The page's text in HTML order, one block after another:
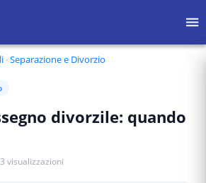
·Separazione e Divorzio
divorzile: quando
visualizzazioni